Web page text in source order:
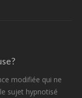
modifiée qui ne
sujet hypnotisé